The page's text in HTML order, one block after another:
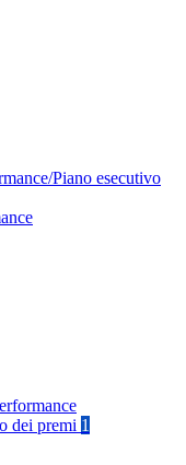
Piano esecutivo
dei premi 1